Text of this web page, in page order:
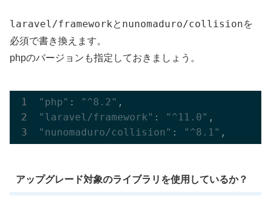
laravel/frameworkと nunomaduro/collisionを
必須で書き換えます。
phpのバージョンも指定しておきましょう。
"php" : "^8.2"
"laravel/framework" : "^11.0"
"nunomaduro/collision" : "^8.1"
アップグレード対象のライブラリを使用しているか？